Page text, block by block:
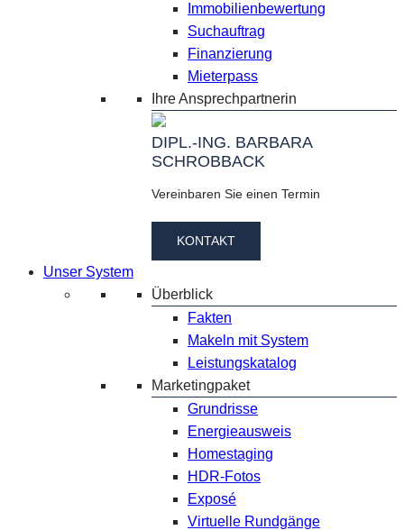
Immobilienbewertung
Suchauftrag
Finanzierung
Mieterpass
Ihre Ansprechpartnerin
DIPL.-ING. BARBARA
SCHROBBACK
Vereinbaren Sie einen Termin
KONTAKT
Unser System
Überblick
Fakten
Makeln mit System
Leistungskatalog
Marketingpaket
Grundrisse
Energieausweis
Homestaging
HDR-Fotos
Exposé
Virtuelle Rundgänge